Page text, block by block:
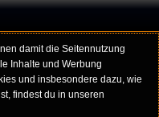
damit die Seitennutzung
Inhalte und Werbung
und insbesondere dazu, wie
findest du in unseren